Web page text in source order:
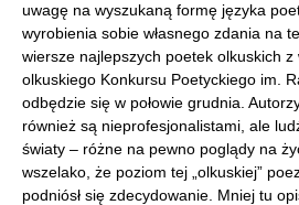
uwagę na wyszukaną formę języka
wyrobienia sobie własnego zdania na
wiersze najlepszych poetek olkuskich
olkuskiego Konkursu Poetyckiego im.
odbędzie się w połowie grudnia.
również są nieprofesjonalistami, ale
światy – różne na pewno poglądy na
wszelako, że poziom tej „olkuskiej”
podniósł się zdecydowanie. Mniej tu